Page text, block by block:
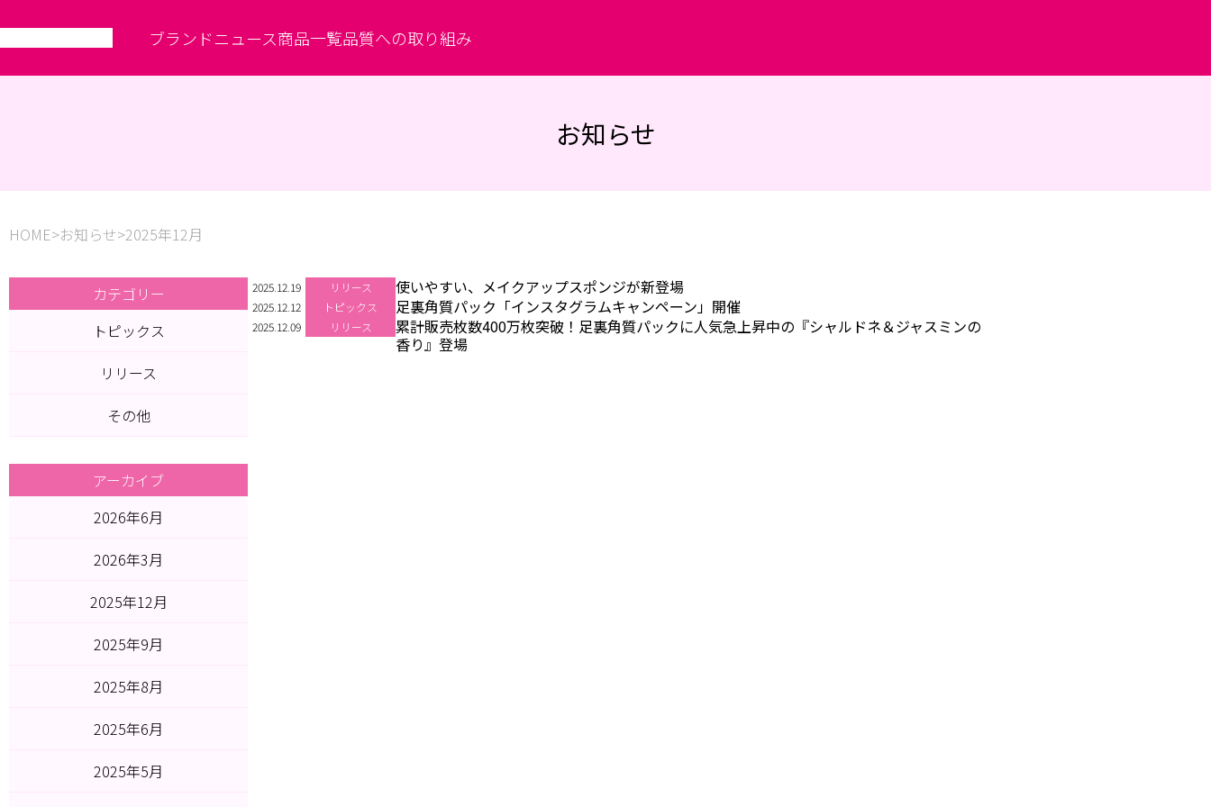
ブランドニュース商品一覧品質への取り組み
お知らせ
HOME お知らせ 2025年12月
2025.12.19 リリース 使いやすい、メイクアップスポンジが新登場
2025.12.12 トピックス 足裏角質パック「インスタグラムキャンペーン」開催
2025.12.09 リリース
累計販売枚数400万枚突破！足裏角質パックに人気急上昇中の『シャルドネ＆ジャスミンの
香り』登場
カテゴリー
トピックス
リリース
その他
アーカイブ
2026年6月
2026年3月
2025年12月
2025年9月
2025年8月
2025年6月
2025年5月